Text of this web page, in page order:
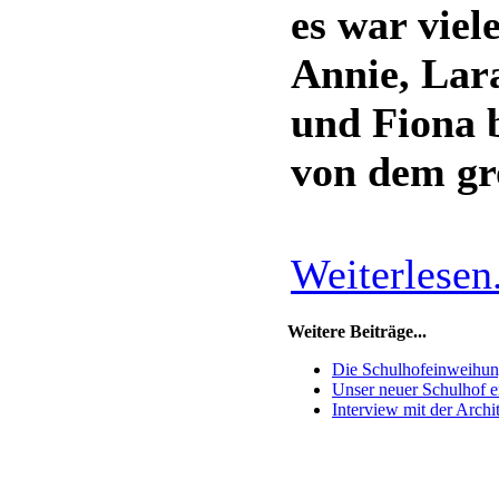
es war
Annie,
und Fiona
von dem
Weitere Beiträge...
Die
Unser neuer Schulhof
Interview mit der